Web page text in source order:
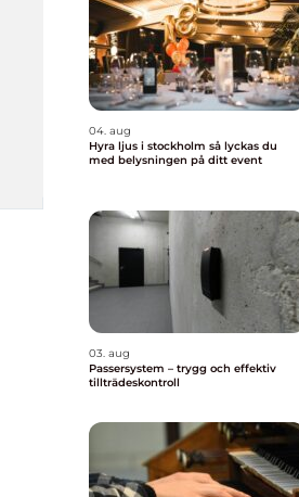
04. aug
Hyra ljus i stockholm så lyckas du
med belysningen på ditt event
03. aug
Passersystem – trygg och effektiv
tillträdeskontroll